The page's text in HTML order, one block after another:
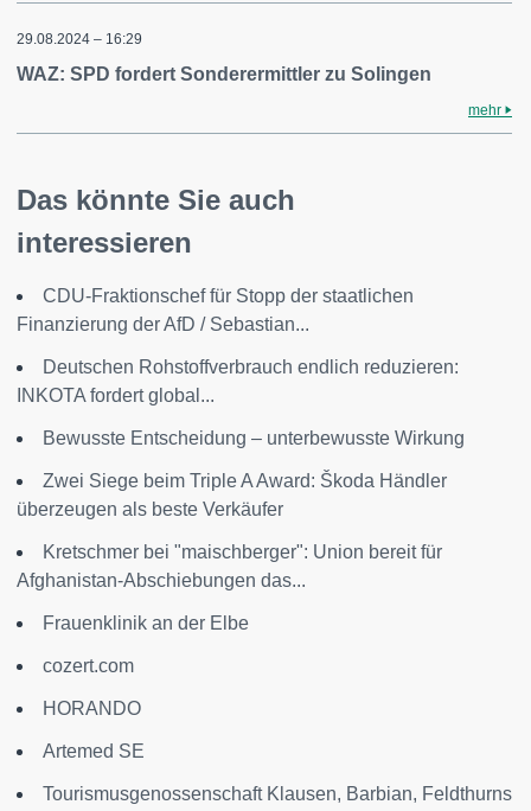
29.08.2024 – 16:29
WAZ: SPD fordert Sonderermittler zu Solingen
mehr
Das könnte Sie auch
interessieren
CDU-Fraktionschef für Stopp der staatlichen
Finanzierung der AfD / Sebastian...
Deutschen Rohstoffverbrauch endlich reduzieren:
INKOTA fordert global...
Bewusste Entscheidung – unterbewusste Wirkung
Zwei Siege beim Triple A Award: Škoda Händler
überzeugen als beste Verkäufer
Kretschmer bei "maischberger": Union bereit für
Afghanistan-Abschiebungen das...
Frauenklinik an der Elbe
cozert.com
HORANDO
Artemed SE
Tourismusgenossenschaft Klausen, Barbian, Feldthurns